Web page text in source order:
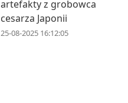
artefakty z grobowca
cesarza Japonii
25-08-2025 16:12:05